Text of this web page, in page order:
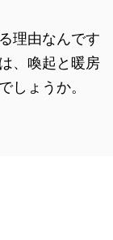
理由なんです
、喚起と暖房
しょうか。